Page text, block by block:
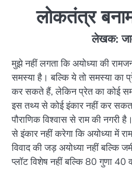
लोकतंत्र
लेखक:
मुझे नहीं लगता कि अयोध्या की
समस्या है। बल्कि ये तो समस्या का
कर सकते हैं, लेकिन प्रेत का कोई
इस तथ्य से कोई इंकार नहीं कर
पौराणिक विश्वास से राम की नगरी
से इंकार नहीं करेगा कि अयोध्या में
विवाद की जड़ अयोध्या नहीं बल्कि
प्लॉट विशेष नहीं बल्कि 80 गुणा 40